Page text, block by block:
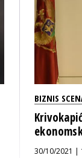
BIZNIS
30/10/2021 |